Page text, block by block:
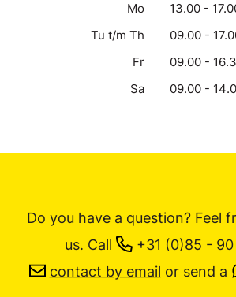
Mo
13.00 -
Tu t/m Th
09.00 -
Fr
09.00 -
Sa
09.00 -
Do you have a question? Feel
us. Call +31 (0)85 -
contact by email or send a